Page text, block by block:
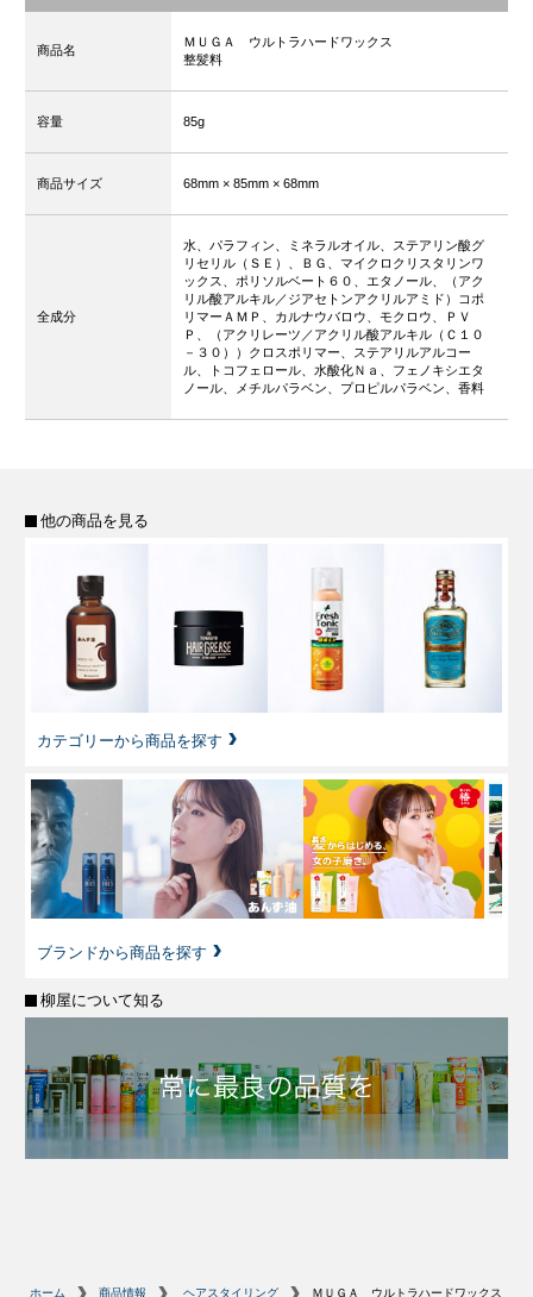
商品名
ＭＵＧＡ ウルトラハードワックス
整髪料
容量 85g
商品サイズ 68mm × 85mm × 68mm
全成分
水、パラフィン、ミネラルオイル、ステアリン酸グ
リセリル（ＳＥ）、ＢＧ、マイクロクリスタリンワ
ックス、ポリソルベート６０、エタノール、（アク
リル酸アルキル／ジアセトンアクリルアミド）コポ
リマーＡＭＰ、カルナウバロウ、モクロウ、ＰＶ
Ｐ、（アクリレーツ／アクリル酸アルキル（Ｃ１０
－３０））クロスポリマー、ステアリルアルコー
ル、トコフェロール、水酸化Ｎａ、フェノキシエタ
ノール、メチルパラベン、プロピルパラベン、香料
他の商品を見る
カテゴリーから商品を探す
ブランドから商品を探す
柳屋について知る
ホーム 商品情報 ヘアスタイリング ＭＵＧＡ ウルトラハードワックス